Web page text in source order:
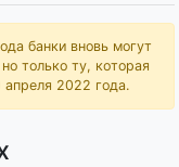
банки вновь могут
только ту, которая
апреля 2022 года.